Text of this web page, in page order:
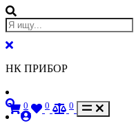
НК ПРИБОР
0 0 0